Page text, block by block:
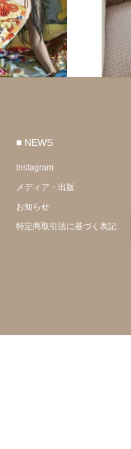
■ NEWS
Instagram
メディア・出版
お知らせ
特定商取引法に基づく表記